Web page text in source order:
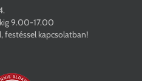
9.00-17.00
festéssel kapcsolatban!